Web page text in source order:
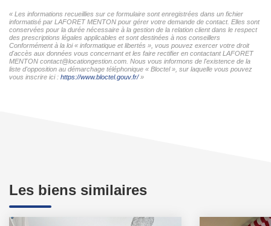
« Les informations recueillies sur ce formulaire sont enregistrées dans un fichier
informatisé par LAFORET MENTON pour gérer votre demande de contact. Elles sont
conservées pour la durée nécessaire à la gestion de la relation client dans le respect
des prescriptions légales applicables et sont destinées à nos conseillers
Conformément à la loi « informatique et libertés », vous pouvez exercer votre droit
d'accès aux données vous concernant et les faire rectifier en contactant LAFORET
MENTON contact@locationgestion.com. Nous vous informons de l'existence de la
liste d'opposition au démarchage téléphonique « Bloctel », sur laquelle vous pouvez
vous inscrire ici : https://www.bloctel.gouv.fr/»
Les biens similaires